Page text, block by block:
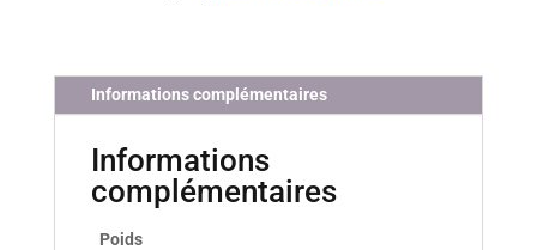
Informations complémentaires
Informations
complémentaires
Poids